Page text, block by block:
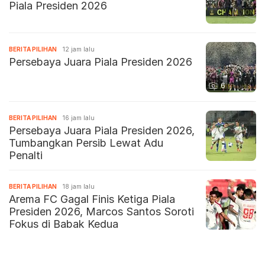
Piala Presiden 2026
6
BERITA PILIHAN 12 jam lalu
Persebaya Juara Piala Presiden 2026
BERITA PILIHAN 16 jam lalu
Persebaya Juara Piala Presiden 2026,
Tumbangkan Persib Lewat Adu
Penalti
BERITA PILIHAN 18 jam lalu
Arema FC Gagal Finis Ketiga Piala
Presiden 2026, Marcos Santos Soroti
Fokus di Babak Kedua